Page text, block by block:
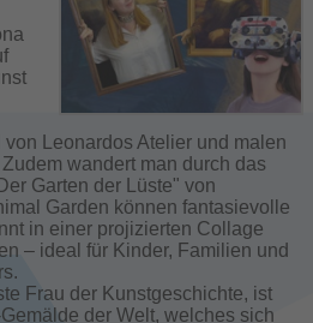
Leonardos Atelier und malen
wandert man durch das
Garten der Lüste" von
Garden können fantasievolle
in einer projizierten Collage
– ideal für Kinder, Familien und
Frau der Kunstgeschichte, ist
der Welt, welches sich